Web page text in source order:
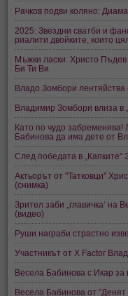
Рачков подви коляно:
2025: Звездни сватби и
риалити двойките, които
Мъжки ласки: Христо
Би Ти Ви
Владо Зомбори
Владимир Зомбори влиза
Като по чудо
Бабинова да има дете от
След победата в „Капките“
Актьорът от "Татковци"
(снимка)
Зрител заби „главичка‘ на
(видео)
Руши награби страстно
Участникът от Х Factor
Весела Бабинова с Икар
Весела Бабинова от